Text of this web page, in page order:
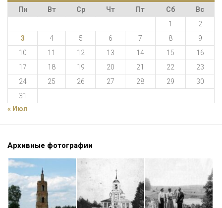
Пн
Вт Ср Чт Пт Сб
Вс
1
2
3
4 5 6 7 8
9
10
11 12 13 14 15
16
17
18 19 20 21 22
23
24
25 26 27 28 29
30
31
« Июл
Архивные фотографии